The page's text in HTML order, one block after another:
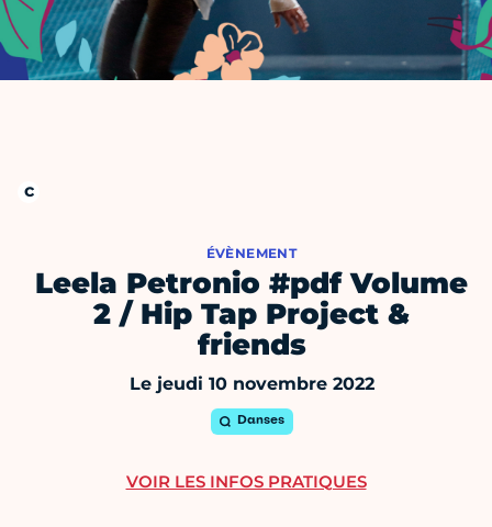
ÉVÈNEMENT
Leela Petronio #pdf Volume
2 / Hip Tap Project &
friends
Le jeudi 10 novembre 2022
Danses
VOIR LES INFOS PRATIQUES